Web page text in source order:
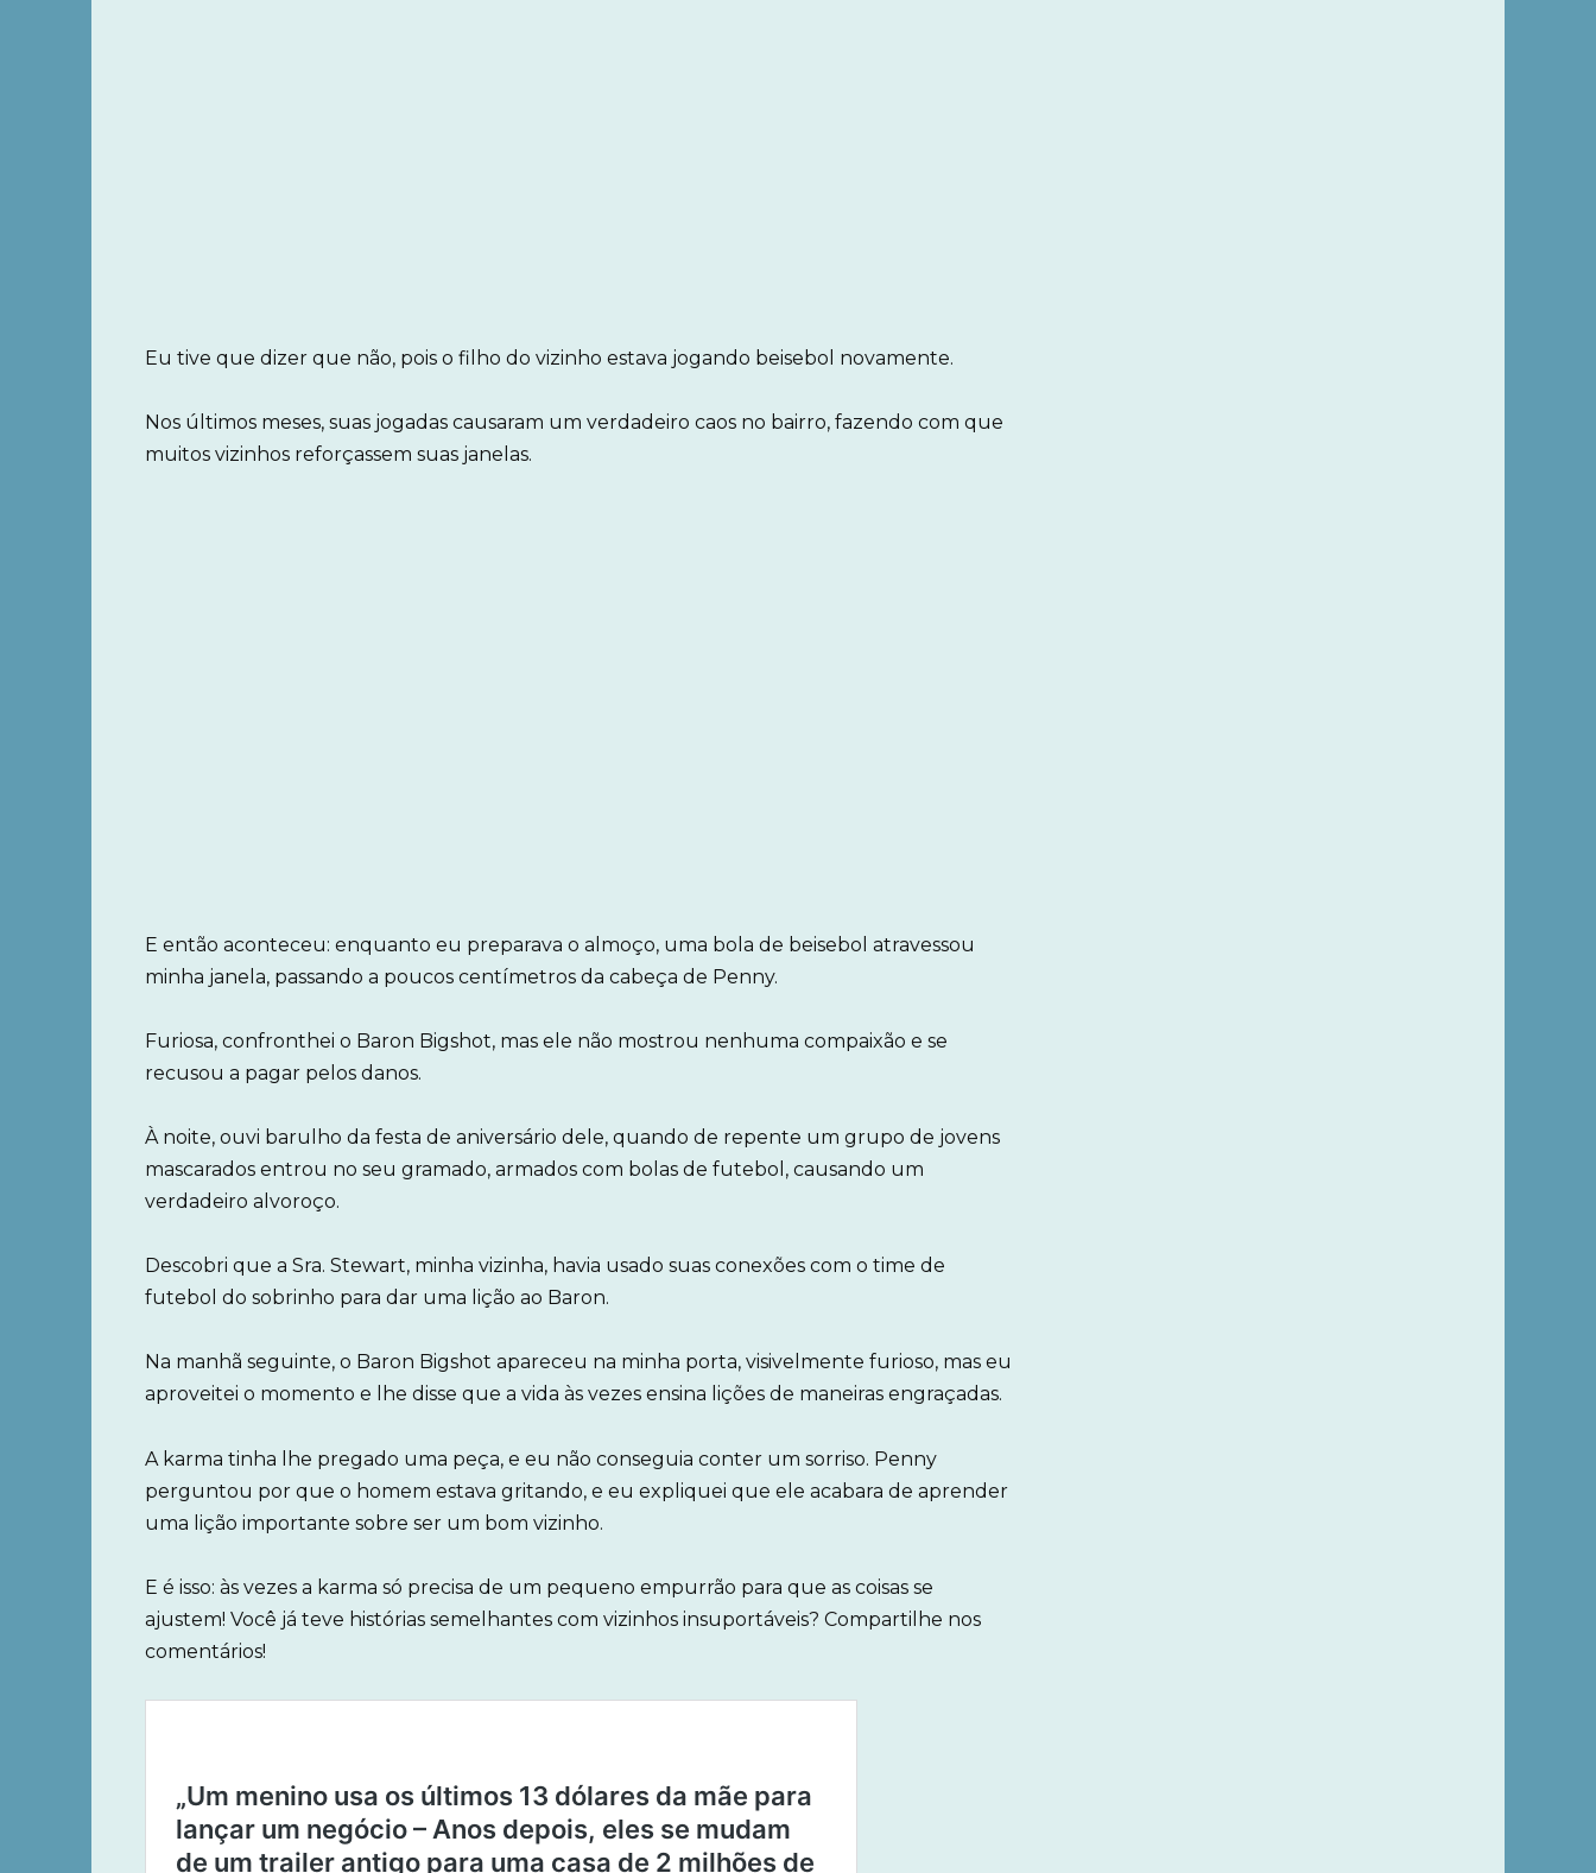
Eu tive que dizer que não, pois o filho do vizinho estava jogando beisebol novamente.
Nos últimos meses, suas jogadas causaram um verdadeiro caos no bairro, fazendo com que
muitos vizinhos reforçassem suas janelas.
E então aconteceu: enquanto eu preparava o almoço, uma bola de beisebol atravessou
minha janela, passando a poucos centímetros da cabeça de Penny.
Furiosa, confronthei o Baron Bigshot, mas ele não mostrou nenhuma compaixão e se
recusou a pagar pelos danos.
À noite, ouvi barulho da festa de aniversário dele, quando de repente um grupo de jovens
mascarados entrou no seu gramado, armados com bolas de futebol, causando um
verdadeiro alvoroço.
Descobri que a Sra. Stewart, minha vizinha, havia usado suas conexões com o time de
futebol do sobrinho para dar uma lição ao Baron.
Na manhã seguinte, o Baron Bigshot apareceu na minha porta, visivelmente furioso, mas eu
aproveitei o momento e lhe disse que a vida às vezes ensina lições de maneiras engraçadas.
A karma tinha lhe pregado uma peça, e eu não conseguia conter um sorriso. Penny
perguntou por que o homem estava gritando, e eu expliquei que ele acabara de aprender
uma lição importante sobre ser um bom vizinho.
E é isso: às vezes a karma só precisa de um pequeno empurrão para que as coisas se
ajustem! Você já teve histórias semelhantes com vizinhos insuportáveis? Compartilhe nos
comentários!